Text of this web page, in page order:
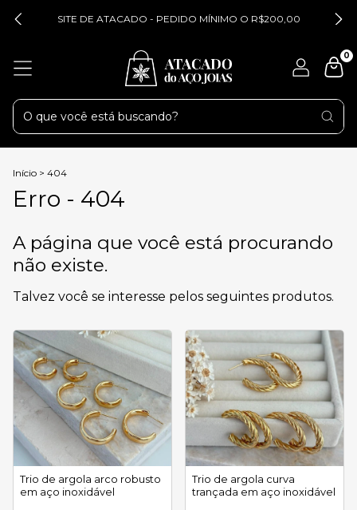
SITE DE ATACADO - PEDIDO MÍNIMO O R$200,00
0
Início > 404
Erro - 404
A página que você está procurando
não existe.
Talvez você se interesse pelos seguintes produtos.
Trio de argola arco robusto
em aço inoxidável
Trio de argola curva
trançada em aço inoxidável